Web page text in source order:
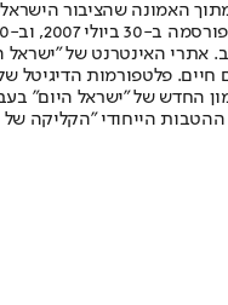
האמונה שהציבור
חיים. פלטפורמות הדיגיטל
החדש של "ישראל
ההטבות הייחודי "הקליקה